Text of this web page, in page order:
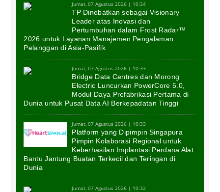
Jumat, 07 Agustus 2026 | 10:34
TP Dinobatkan sebagai Visionary
Leader atas Inovasi dan
Pertumbuhan dalam Frost Radar™
2026 untuk Layanan Manajemen Pengalaman
Pelanggan di Asia-Pasifik
Jumat, 07 Agustus 2026 | 10:33
Bridge Data Centres dan Morong
Electric Luncurkan PowerCore 5.0,
Modul Daya Prefabrikasi Pertama di
Dunia untuk Pusat Data AI Berkepadatan Tinggi
Jumat, 07 Agustus 2026 | 10:33
Platform yang Dipimpin Singapura
Pimpin Kolaborasi Regional untuk
Keberhasilan Implantasi Perdana Alat
Bantu Jantung Buatan Terkecil dan Teringan di
Dunia
Jumat, 07 Agustus 2026 | 10:32